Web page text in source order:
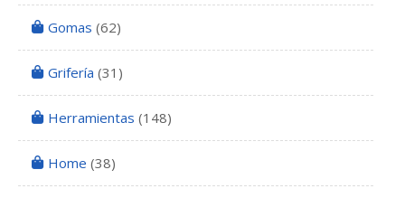
Gomas (62)
Grifería (31)
Herramientas (148)
Home (38)